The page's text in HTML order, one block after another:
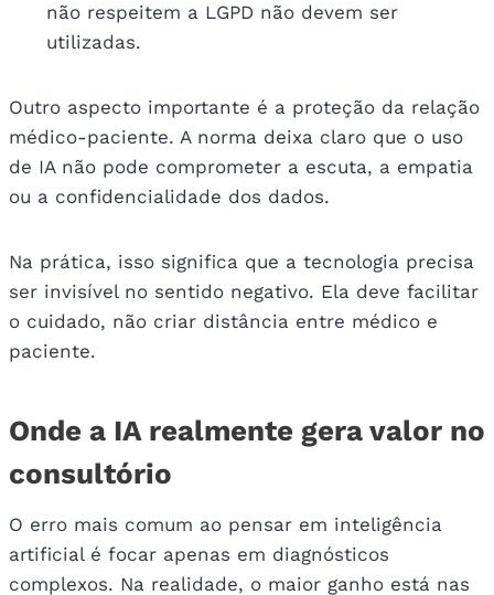
não respeitem a LGPD não devem ser
utilizadas.
Outro aspecto importante é a proteção da relação
médico-paciente. A norma deixa claro que o uso
de IA não pode comprometer a escuta, a empatia
ou a confidencialidade dos dados.
Na prática, isso significa que a tecnologia precisa
ser invisível no sentido negativo. Ela deve facilitar
o cuidado, não criar distância entre médico e
paciente.
Onde a IA realmente gera valor no
consultório
O erro mais comum ao pensar em inteligência
artificial é focar apenas em diagnósticos
complexos. Na realidade, o maior ganho está nas